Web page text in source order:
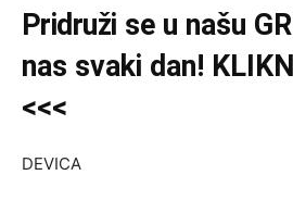
Pridruži se u našu
nas svaki dan!
<<<
DEVICA